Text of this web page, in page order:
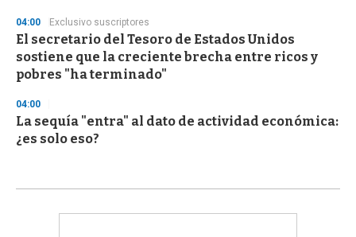
04:00 Exclusivo suscriptores
El secretario del Tesoro de Estados Unidos
sostiene que la creciente brecha entre ricos y
pobres "ha terminado"
04:00
La sequía "entra" al dato de actividad económica:
¿es solo eso?